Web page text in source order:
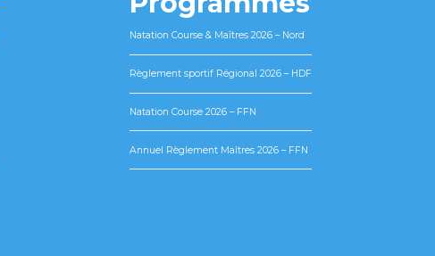
Natation Course & Maîtres 2026 – Nord
Règlement sportif Régional 2026 – HDF
Natation Course 2026 – FFN
Annuel Règlement Maîtres 2026 – FFN